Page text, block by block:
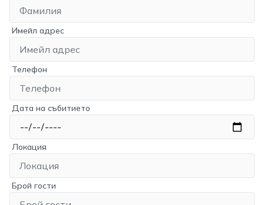
Имейл адрес
Телефон
Дата на събитието
Локация
Брой гости